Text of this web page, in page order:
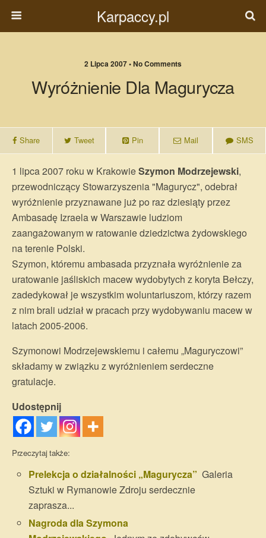
Karpaccy.pl
2 Lipca 2007 • No Comments
Wyróżnienie Dla Magurycza
Share Tweet Pin Mail SMS
1 lipca 2007 roku w KrakowieSzymon Modrzejewski,
przewodniczący Stowarzyszenia "Magurycz", odebrał
wyróżnienie przyznawane już po raz dziesiąty przez
Ambasadę Izraela w Warszawie ludziom
zaangażowanym w ratowanie dziedzictwa żydowskiego
na terenie Polski.
Szymon, któremu ambasada przyznała wyróżnienie za
uratowanie jaśliskich macew wydobytych z koryta Bełczy,
zadedykował je wszystkim woluntariuszom, którzy razem
z nim brali udział w pracach przy wydobywaniu macew w
latach 2005-2006.
Szymonowi Modrzejewskiemu i całemu „Maguryczowi”
składamy w związku z wyróżnieniem serdeczne
gratulacje.
Udostępnij
Przeczytaj także:
Prelekcja o działalności „Magurycza” Galeria
Sztuki w Rymanowie Zdroju serdecznie
zaprasza...
Nagroda dla Szymona